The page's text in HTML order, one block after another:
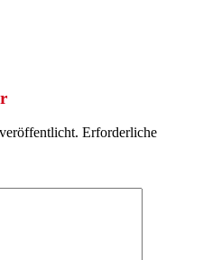
Erforderliche